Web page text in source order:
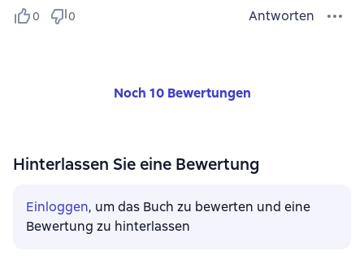
0
0 Antworten
Noch 10 Bewertungen
Hinterlassen Sie eine Bewertung
Einloggen, um das Buch zu bewerten und eine
Bewertung zu hinterlassen